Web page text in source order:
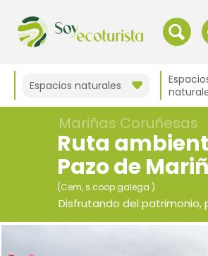
Espacios naturales
Mariñas Coruñesas
Ruta
Pazo de
(Cem, s.coop.galega )
Disfrutando del patrimonio,